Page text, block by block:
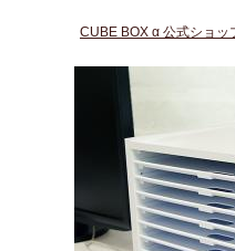
CUBE BOX α 公式ショッ